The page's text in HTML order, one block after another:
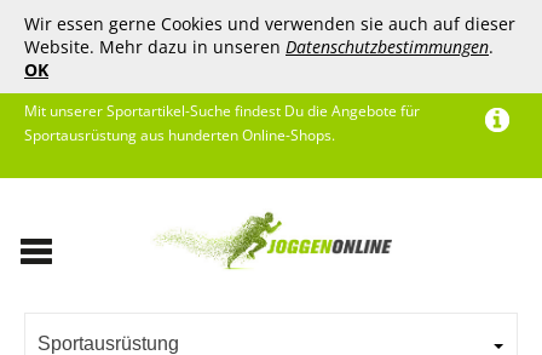
Wir essen gerne Cookies und verwenden sie auch auf dieser
Website. Mehr dazu in unseren Datenschutzbestimmungen.
OK
Mit unserer Sportartikel-Suche findest Du die Angebote für
Sportausrüstung aus hunderten Online-Shops.
Sportausrüstung